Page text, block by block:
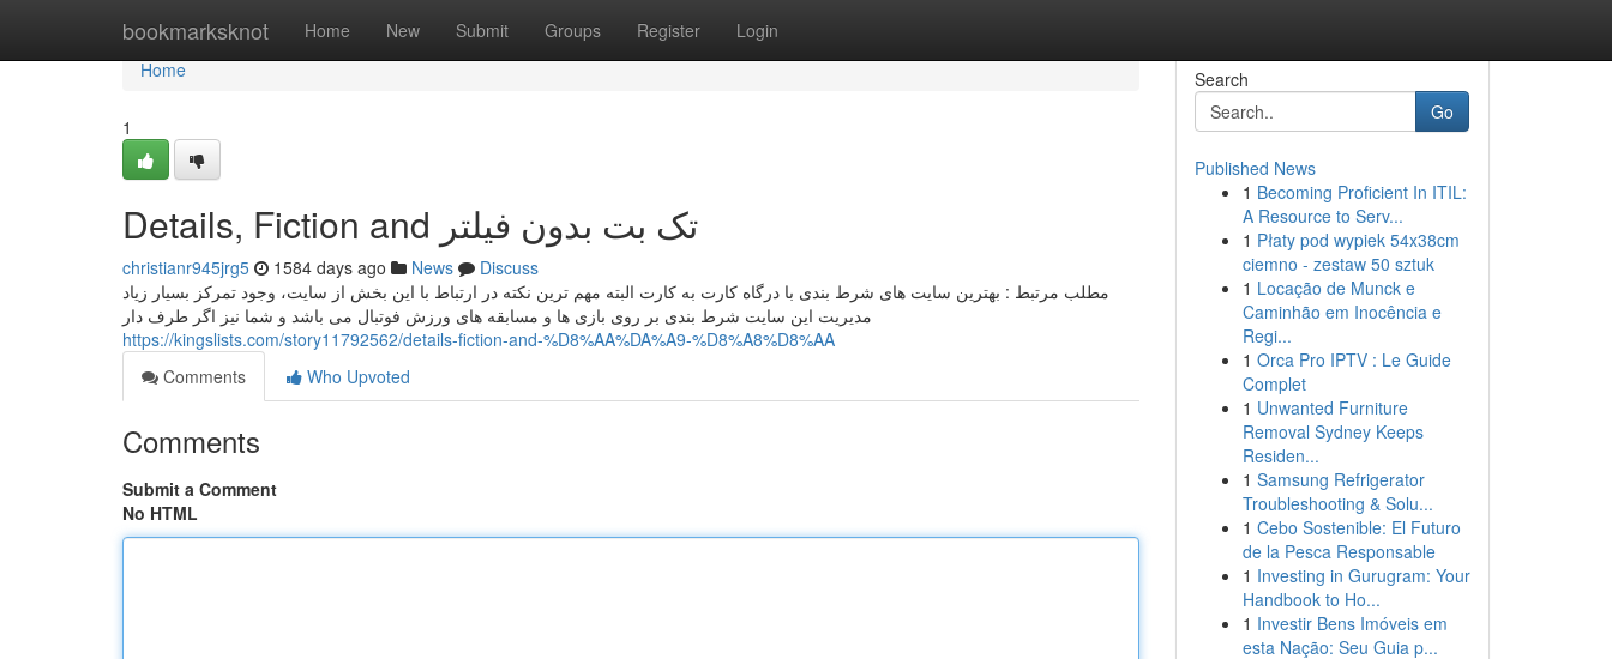
bookmarksknot Home New Submit Groups Register Login
Home
Home
1
Details, Fiction and تک بت بدون فیلتر
christianr945jrg5 1584 days ago News
Discuss
مطلب مرتبط : بهترین سایت های شرط بندی با درگاه کارت به کارت البته مهم ترین نکته در ارتباط با این بخش از سایت، وجود تمرکز بسیار زیاد
مدیریت این سایت شرط بندی بر روی بازی ها و مسابقه های ورزش فوتبال می باشد و شما نیز اگر طرف دار
https://kingslists.com/story11792562/details-fiction-and-%D8%AA%DA%A9-%D8%A8%D8%AA
Comments
Who Upvoted
Comments
Submit a Comment
No HTML
Search
Go
Published News
1 Becoming Proficient In ITIL:
A Resource to Serv...
1 Płaty pod wypiek 54x38cm
ciemno - zestaw 50 sztuk
1 Locação de Munck e
Caminhão em Inocência e
Regi...
1 Orca Pro IPTV : Le Guide
Complet
1 Unwanted Furniture
Removal Sydney Keeps
Residen...
1 Samsung Refrigerator
Troubleshooting & Solu...
1 Cebo Sostenible: El Futuro
de la Pesca Responsable
1 Investing in Gurugram: Your
Handbook to Ho...
1 Investir Bens Imóveis em
esta Nação: Seu Guia p...